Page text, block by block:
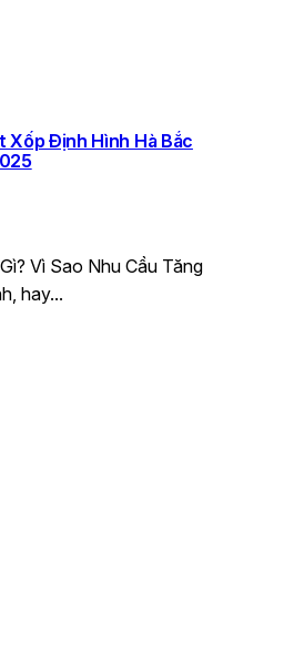
Xốp Định Hình Hà Bắc
Vì Sao Nhu Cầu Tăng
hay…